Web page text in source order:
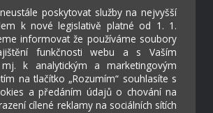
poskytovat služby na nejvyšší
k nové legislativě platné od 1. 1.
informovat že používáme soubory
funkčnosti webu a s Vaším
k analytickým a marketingovým
na tlačítko „Rozumím“ souhlasíte s
a předáním údajů o chování na
cílené reklamy na sociálních sítích
Cookies
Přístupnost
Přihlášení